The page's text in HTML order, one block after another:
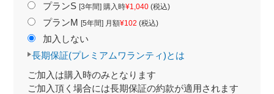
プランS [3年間] 購入時¥1,040(税込)
プランM [5年間] 月額¥102 (税込)
加入しない
長期保証(プレミアムワランティ)とは
ご加入は購入時のみとなります
ご加入頂く場合には長期保証の約款が適用されます